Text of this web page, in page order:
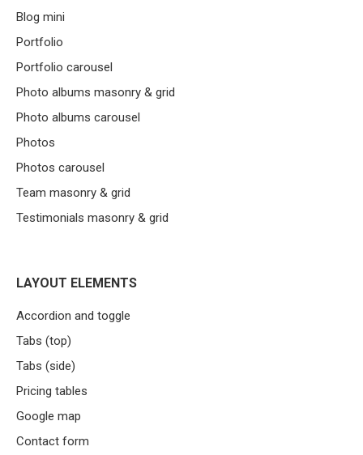
Blog mini
Portfolio
Portfolio carousel
Photo albums masonry & grid
Photo albums carousel
Photos
Photos carousel
Team masonry & grid
Testimonials masonry & grid
LAYOUT ELEMENTS
Accordion and toggle
Tabs (top)
Tabs (side)
Pricing tables
Google map
Contact form